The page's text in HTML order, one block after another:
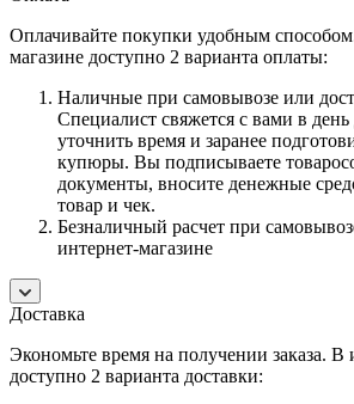
Оплачивайте покупки удобным
магазине доступно 2 варианта оплаты:
Наличные при самовывозе или
Специалист свяжется с вами в
уточнить время и заранее
купюры. Вы подписываете
документы, вносите денежные
товар и чек.
Безналичный расчет при
интернет-магазине
Доставка
Экономьте время на получении заказа. В
доступно 2 варианта доставки: